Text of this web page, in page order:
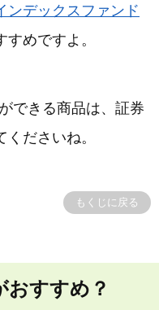
ンデックスファンド
めですよ。
できる商品は、証券
ださいね。
もくじに戻る
おすすめ？